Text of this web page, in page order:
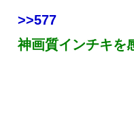
>>577
神画質インチキを